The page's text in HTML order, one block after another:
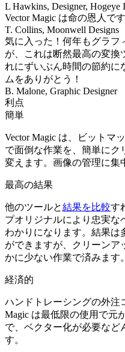
L Hawkins, Designer, Hogeye
Vector Magic は命の恩人です
T. Collins, Moonwell Designs
気に入った！何年もグラフ
が、これは断然最高の変換
れにずいぶん時間の節約に
ムをありがとう！
B. Malone, Graphic Designer
利点
簡単
Vector Magic は、ビットマ
で面倒な作業を、簡単にク
変えます。画像の管理に集
最高の結果
他のツールと結果を比較す
プオリジナルにより忠実な
わかりになります。結果は
ができますが、クリーンア
かに少ない作業で済みます。
経済的
ハンドトレーシングの外注
Magic は最低限の使用で元
で、ベクター化が必要など
す。